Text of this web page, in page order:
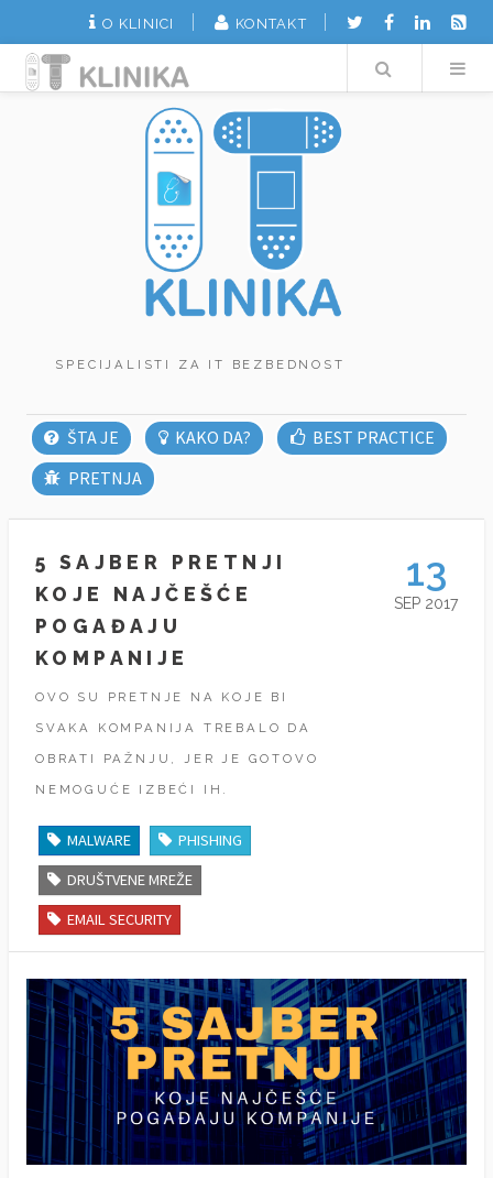
O KLINICI KONTAKT
Search
ŠTA JE KAKO DA?
BEST PRACTICE
PRETNJA
5 SAJBER PRETNJI
KOJE NAJČEŠĆE
POGAĐAJU
KOMPANIJE
OVO SU PRETNJE NA KOJE BI
SVAKA KOMPANIJA TREBALO DA
OBRATI PAŽNJU, JER JE GOTOVO
NEMOGUĆE IZBEĆI IH.
MALWARE PHISHING
DRUŠTVENE MREŽE
EMAIL SECURITY
13
SEP 2017
SPECIJALISTI ZA IT BEZBEDNOST